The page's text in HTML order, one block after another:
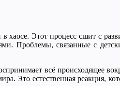
хаосе. Этот процесс сшит с
Проблемы, связанные с
всё происходящее
Это естественная реакция,